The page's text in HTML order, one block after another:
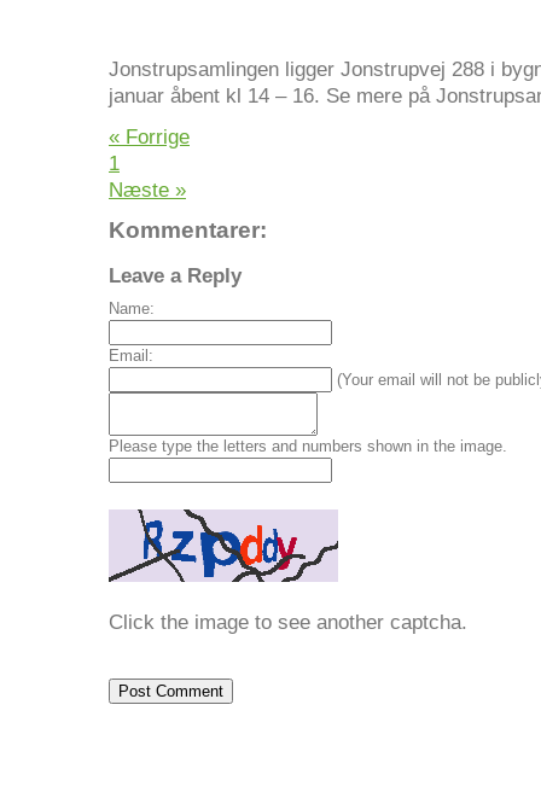
Jonstrupsamlingen ligger Jonstrupvej 288 i
januar åbent kl 14 – 16. Se mere på
« Forrige
1
Næste »
Kommentarer:
Leave a Reply
Name:
Email:
(Your email will not be
Please type the letters and numbers shown in the image.
Click the image to see another captcha.